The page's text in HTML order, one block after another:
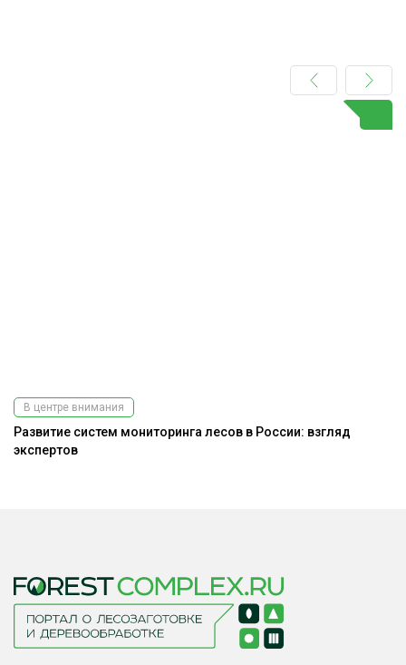
В центре внимания
Развитие систем мониторинга лесов в России: взгляд
экспертов